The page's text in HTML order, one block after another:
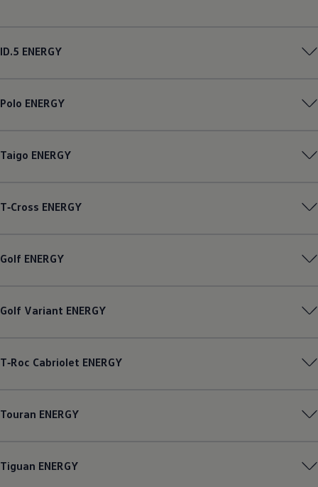
ID.5 ENERGY
Polo ENERGY
Taigo ENERGY
T‑Cross ENERGY
Golf ENERGY
Golf Variant ENERGY
T‑Roc Cabriolet ENERGY
Touran ENERGY
Tiguan ENERGY